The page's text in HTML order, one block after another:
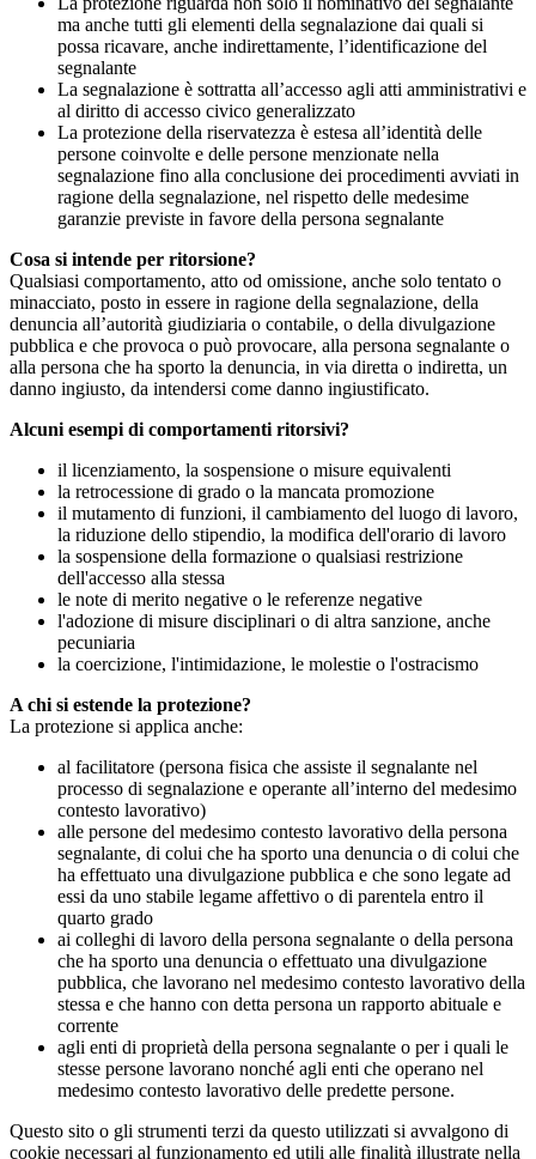
ma anche tutti gli elementi della segnalazione dai quali si
possa ricavare, anche indirettamente, l’identificazione del
segnalante
La segnalazione è sottratta all’accesso agli atti amministrativi e
al diritto di accesso civico generalizzato
La protezione della riservatezza è estesa all’identità delle
persone coinvolte e delle persone menzionate nella
segnalazione fino alla conclusione dei procedimenti avviati in
ragione della segnalazione, nel rispetto delle medesime
garanzie previste in favore della persona segnalante
Cosa si intende per ritorsione?
Qualsiasi comportamento, atto od omissione, anche solo tentato o
minacciato, posto in essere in ragione della segnalazione, della
denuncia all’autorità giudiziaria o contabile, o della divulgazione
pubblica e che provoca o può provocare, alla persona segnalante o
alla persona che ha sporto la denuncia, in via diretta o indiretta, un
danno ingiusto, da intendersi come danno ingiustificato.
Alcuni esempi di comportamenti ritorsivi?
il licenziamento, la sospensione o misure equivalenti
la retrocessione di grado o la mancata promozione
il mutamento di funzioni, il cambiamento del luogo di lavoro,
la riduzione dello stipendio, la modifica dell'orario di lavoro
la sospensione della formazione o qualsiasi restrizione
dell'accesso alla stessa
le note di merito negative o le referenze negative
l'adozione di misure disciplinari o di altra sanzione, anche
pecuniaria
la coercizione, l'intimidazione, le molestie o l'ostracismo
A chi si estende la protezione?
La protezione si applica anche:
al facilitatore (persona fisica che assiste il segnalante nel
processo di segnalazione e operante all’interno del medesimo
contesto lavorativo)
alle persone del medesimo contesto lavorativo della persona
segnalante, di colui che ha sporto una denuncia o di colui che
ha effettuato una divulgazione pubblica e che sono legate ad
essi da uno stabile legame affettivo o di parentela entro il
quarto grado
ai colleghi di lavoro della persona segnalante o della persona
che ha sporto una denuncia o effettuato una divulgazione
pubblica, che lavorano nel medesimo contesto lavorativo della
stessa e che hanno con detta persona un rapporto abituale e
corrente
agli enti di proprietà della persona segnalante o per i quali le
stesse persone lavorano nonché agli enti che operano nel
medesimo contesto lavorativo delle predette persone.
Questo sito o gli strumenti terzi da questo utilizzati si avvalgono di
cookie necessari al funzionamento ed utili alle finalità illustrate nella